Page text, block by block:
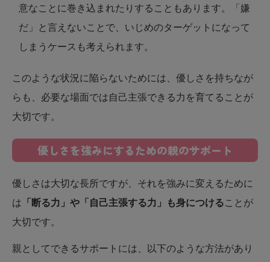
意なことに巻き込まれたりすることもあります。「嫌
だ」と言えないことで、いじめのターゲットになって
しまうケースも考えられます。
このような状況に陥らないためには、優しさを持ちなが
らも、必要な場面では自己主張できる力を育てることが
大切です。
優しさを強みにするための親のサポート
優しさは大切な長所ですが、それを強みに変えるために
は 「断る力」や「自己主張する力」も身につけることが
大切です。
親としてできるサポートには、以下のような方法があり